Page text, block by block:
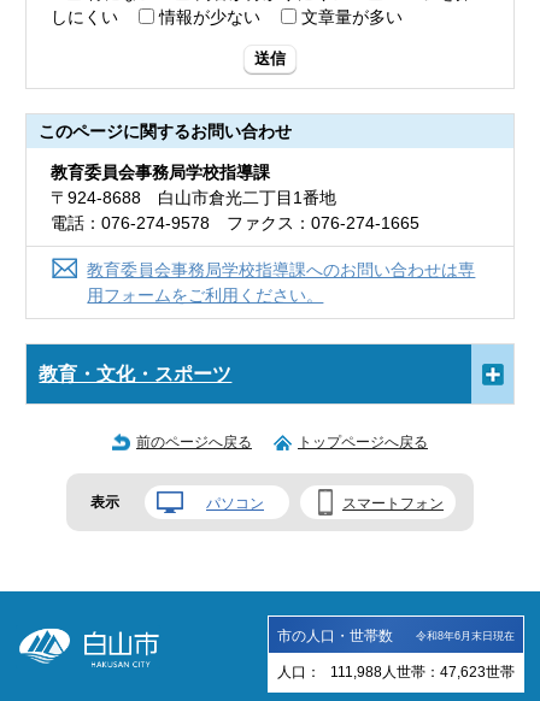
しにくい
情報が少ない 文章量が多い
送信
このページに関するお問い合わせ
教育委員会事務局学校指導課
〒924-8688 白山市倉光二丁目1番地
電話：076-274-9578 ファクス：076-274-1665
教育委員会事務局学校指導課へのお問い合わせは専
用フォームをご利用ください。
教育・文化・スポーツ
前のページへ戻る トップページへ戻る
表示 パソコン スマートフォン
市の人口・世帯数 令和8年6月末日現在
人口： 111,988 人 世帯： 47,623世帯